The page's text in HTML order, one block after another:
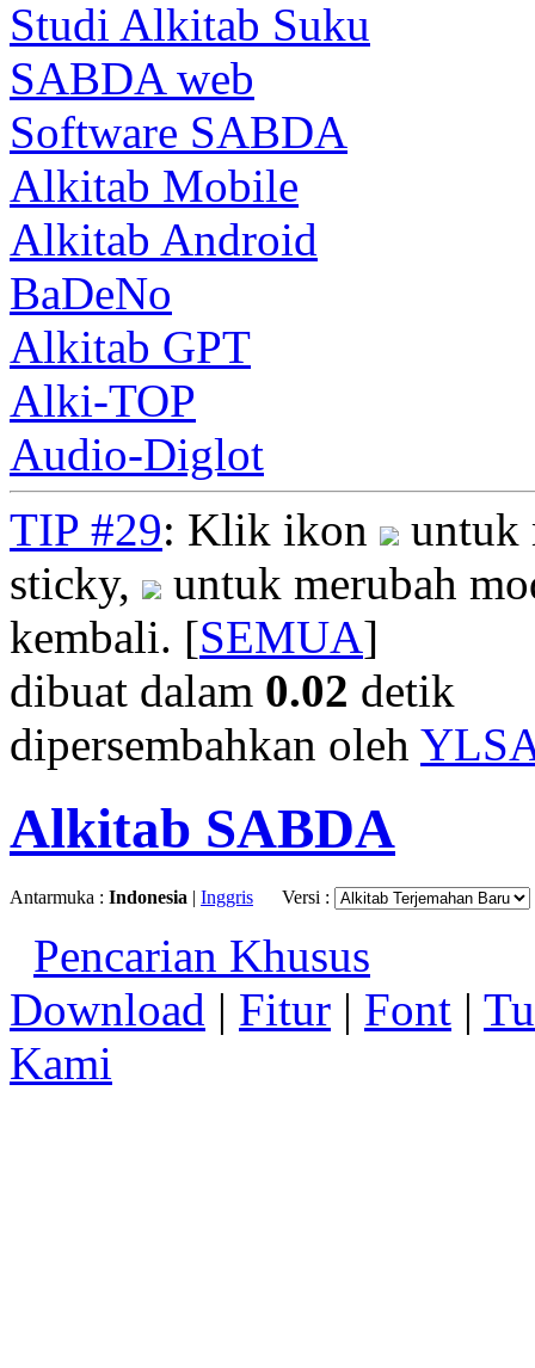
Studi Alkitab Suku
SABDA web
Software SABDA
Alkitab Mobile
Alkitab Android
BaDeNo
Alkitab GPT
Alki-TOP
Audio-Diglot
TIP #29: Klik ikon
untuk
sticky,
untuk merubah
kembali. [SEMUA]
dibuat dalam 0.02 detik
dipersembahkan oleh
Alkitab SABDA
Antarmuka : Indonesia | Inggris Versi :
Pencarian Khusus
Download | Fitur | Font |
Kami